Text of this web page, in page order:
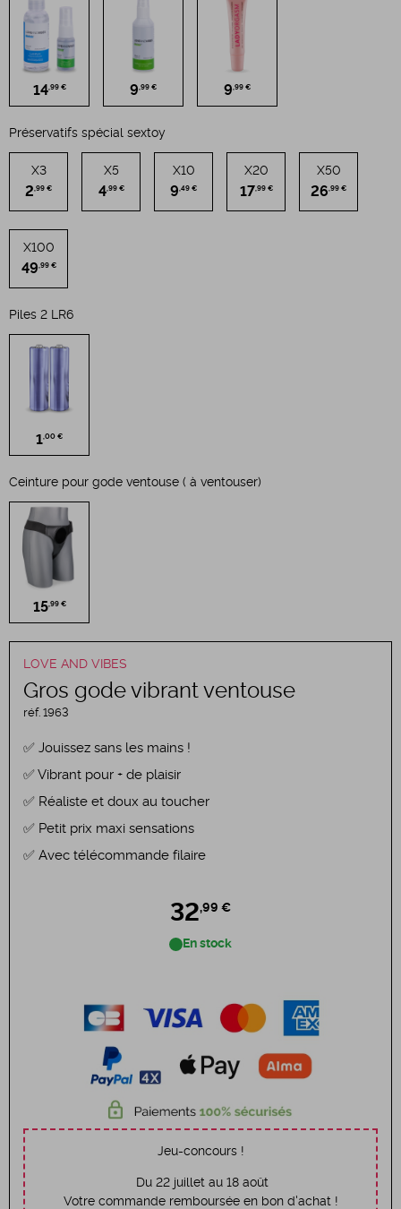
LOVE AND VIBES
Gros gode vibrant ventouse
réf. 1963
Jouissez sans les mains !
Vibrant pour + de plaisir
Réaliste et doux au toucher
Petit prix maxi sensations
Avec télécommande filaire
32,99 €
En stock
Jeu-concours !
Du 22 juillet au 18 août
Votre commande remboursée en bon d'achat !
14,99 € 9,99 € 9,99 €
Préservatifs spécial sextoy
X3
2 ,99 €
X5
4 ,99 €
X10
9 ,49 €
X20
17,99 €
X50
26 ,99 €
X100
49 ,99 €
Piles 2 LR6
1,00 €
Ceinture pour gode ventouse ( à ventouser)
15,99 €